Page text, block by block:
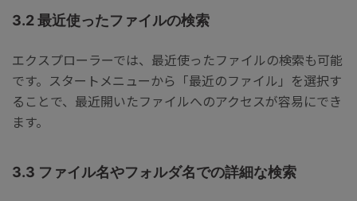
3.2 最近使ったファイルの検索
エクスプローラーでは、最近使ったファイルの検索も可能
です。スタートメニューから「最近のファイル」を選択す
ることで、最近開いたファイルへのアクセスが容易にでき
ます。
3.3 ファイル名やフォルダ名での詳細な検索